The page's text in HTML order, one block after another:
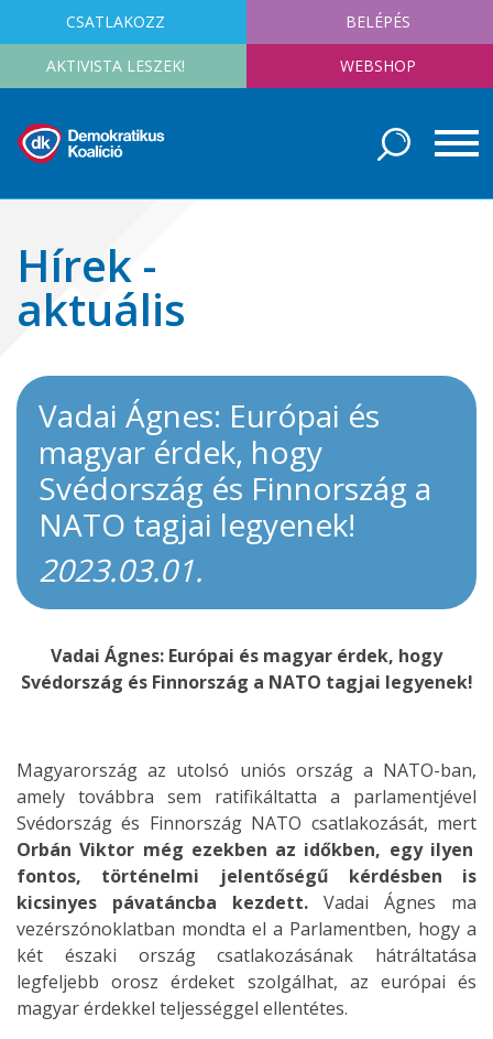
CSATLAKOZZ BELÉPÉS
AKTIVISTA LESZEK! WEBSHOP
Hírek -
aktuális
Vadai Ágnes: Európai és
magyar érdek, hogy
Svédország és Finnország a
NATO tagjai legyenek!
2023.03.01.
Vadai Ágnes: Európai és magyar érdek, hogy
Svédország és Finnország a NATO tagjai legyenek!
Magyarország az utolsó uniós ország a NATO-ban,
amely továbbra sem ratifikáltatta a parlamentjével
Svédország és Finnország NATO csatlakozását, mert
Orbán Viktor még ezekben az időkben, egy ilyen
fontos, történelmi jelentőségű kérdésben is
kicsinyes pávatáncba kezdett. Vadai Ágnes ma
vezérszónoklatban mondta el a Parlamentben, hogy a
két északi ország csatlakozásának hátráltatása
legfeljebb orosz érdeket szolgálhat, az európai és
magyar érdekkel teljességgel ellentétes.